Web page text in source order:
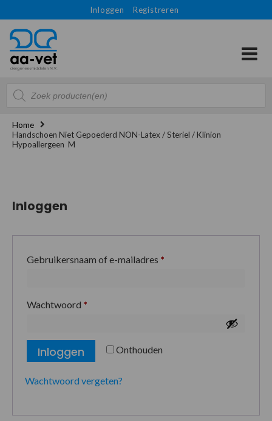
Inloggen Registreren
Producten
zoeken
Home
Handschoen Niet Gepoederd NON-Latex / Steriel / Klinion
Hypoallergeen M
Inloggen
Gebruikersnaam of e-mailadres *
Wachtwoord *
Onthouden
Inloggen
Wachtwoord vergeten?